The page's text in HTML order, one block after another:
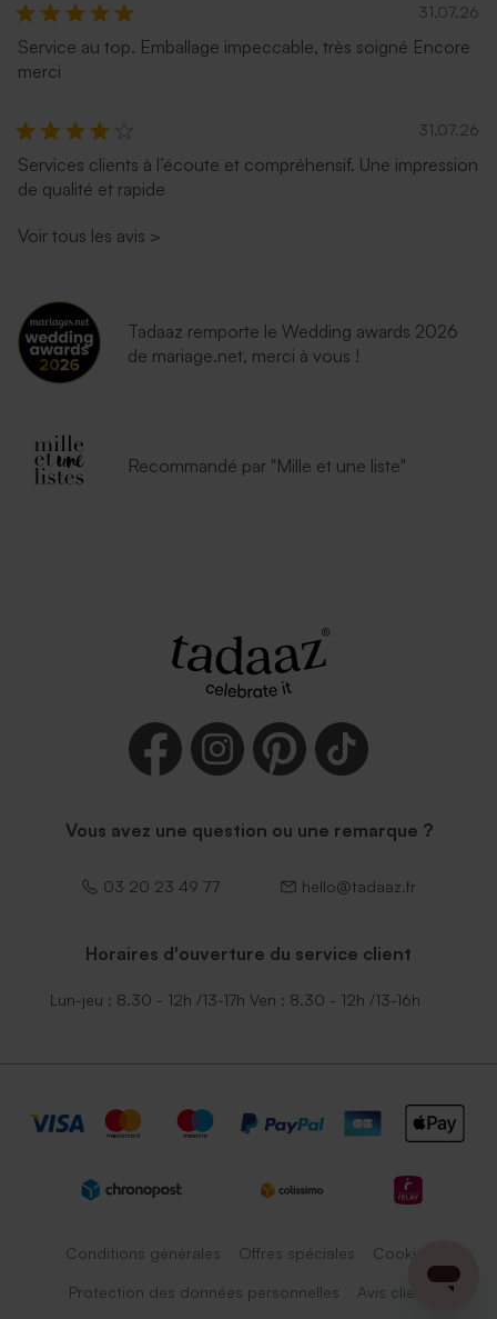
Enveloppe naissance
lavande
Enveloppe bleu nuit
Enveloppe naissance
émeraude
Enveloppe rectangle noire
31.07.26
Service au top. Emballage impeccable, très soigné Encore
merci
31.07.26
Services clients à l’écoute et compréhensif. Une impression
de qualité et rapide
Voir tous les avis >
Tadaaz remporte le Wedding awards 2026
de mariage.net, merci à vous !
Recommandé par "Mille et une liste"
Vous avez une question ou une remarque ?
03 20 23 49 77 hello@tadaaz.fr
Horaires d'ouverture du service client
Lun-jeu : 8.30 - 12h /13-17h Ven : 8.30 - 12h /13-16h
Conditions générales Offres spéciales Cookies
Protection des données personnelles Avis client